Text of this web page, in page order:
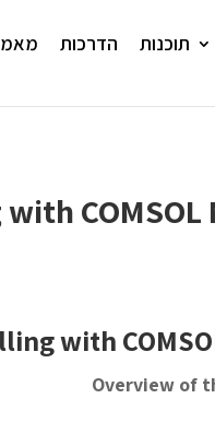
תוכנות הדרכות
COMSOL
with
Overview of